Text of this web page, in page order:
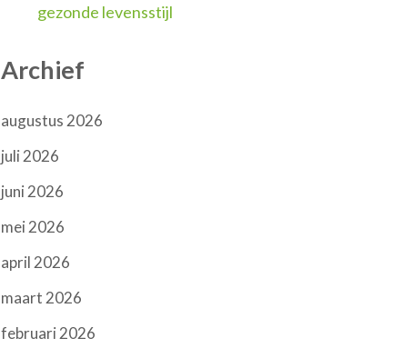
gezonde levensstijl
Archief
augustus 2026
juli 2026
juni 2026
mei 2026
april 2026
maart 2026
februari 2026